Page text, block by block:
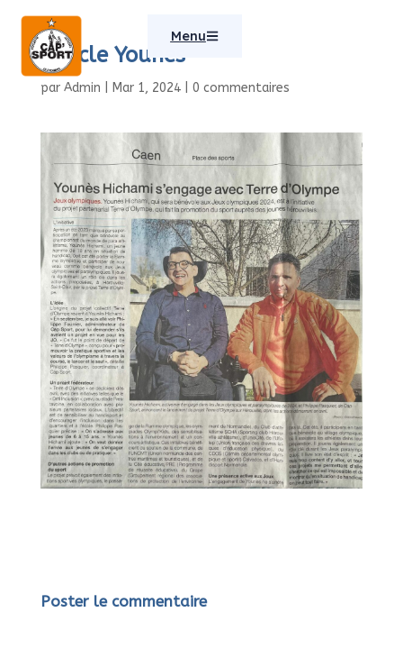
Menu
Article Younes
par Admin Mar 1, 2024| 0 commentaires
Poster le commentaire